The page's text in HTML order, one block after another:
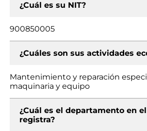
¿Cuál es su NIT?
900850005
¿Cuáles son sus actividades
Mantenimiento y reparación
maquinaria y equipo
¿Cuál es el departamento en
registra?